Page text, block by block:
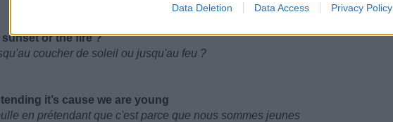
Data Deletion Data Access Privacy Policy
or the fire ?
coucher de soleil ou jusqu'au feu ?
it’s cause we are young
en prétendant que c'est parce que nous sommes jeunes